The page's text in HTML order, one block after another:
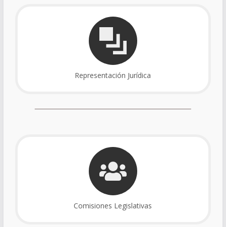
Representación Jurídica
Comisiones Legislativas